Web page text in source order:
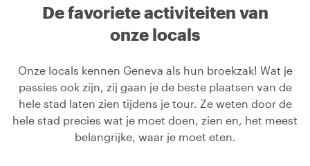
De favoriete activiteiten van
onze locals
Onze locals kennen Geneva als hun broekzak! Wat je
passies ook zijn, zij gaan je de beste plaatsen van de
hele stad laten zien tijdens je tour. Ze weten door de
hele stad precies wat je moet doen, zien en, het meest
belangrijke, waar je moet eten.